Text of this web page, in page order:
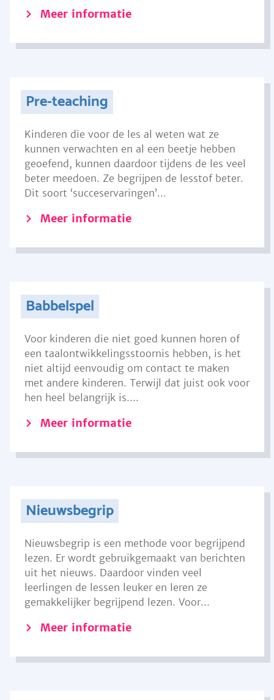
Meer informatie
Pre-teaching
Kinderen die voor de les al weten wat ze
kunnen verwachten en al een beetje hebben
geoefend, kunnen daardoor tijdens de les veel
beter meedoen. Ze begrijpen de lesstof beter.
Dit soort ‘succeservaringen’...
Meer informatie
Babbelspel
Voor kinderen die niet goed kunnen horen of
een taalontwikkelingsstoornis hebben, is het
niet altijd eenvoudig om contact te maken
met andere kinderen. Terwijl dat juist ook voor
hen heel belangrijk is....
Meer informatie
Nieuwsbegrip
Nieuwsbegrip is een methode voor begrijpend
lezen. Er wordt gebruikgemaakt van berichten
uit het nieuws. Daardoor vinden veel
leerlingen de lessen leuker en leren ze
gemakkelijker begrijpend lezen. Voor...
Meer informatie